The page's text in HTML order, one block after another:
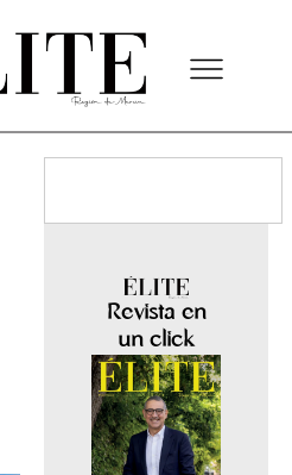
Revista en
un click